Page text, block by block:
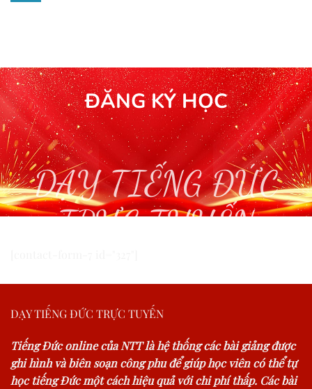
ĐĂNG KÝ HỌC
DẠY TIẾNG ĐỨC
TRỰC TUYẾN
DẠY TIẾNG ĐỨC TRỰC TUYẾN
Tiếng Đức online của NTT là hệ thống các bài giảng được
ghi hình và biên soạn công phu để giúp học viên có thể tự
học tiếng Đức một cách hiệu quả với chi phí thấp. Các bài